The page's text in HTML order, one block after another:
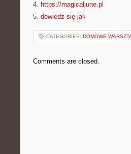
4. https://magicaljune.pl
5. dowiedz się jak
CATEGORIES: DOMOWE
Comments are closed.